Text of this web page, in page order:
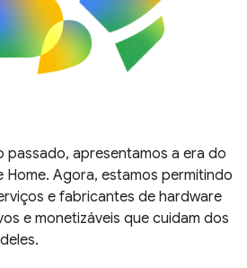
passado, apresentamos a era do
Home. Agora, estamos permitindo
e fabricantes de hardware
e monetizáveis que cuidam dos